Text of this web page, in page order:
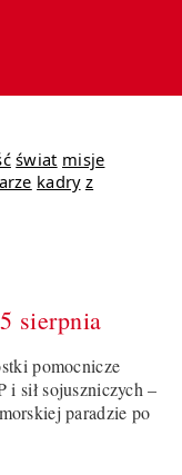
świat misje
kadry z
sierpnia
pomocnicze
sił sojuszniczych –
paradzie po